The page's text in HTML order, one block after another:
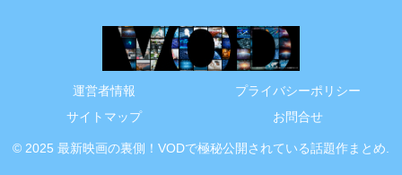
運営者情報
プライバシーポリシー
サイトマップ
お問合せ
© 2025 最新映画の裏側！VODで極秘公開されている話題作まとめ.